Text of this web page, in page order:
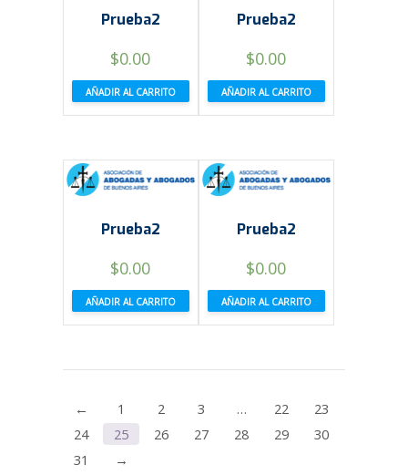
Prueba2
$0.00
AÑADIR AL CARRITO
Prueba2
$0.00
AÑADIR AL CARRITO
Prueba2
$0.00
AÑADIR AL CARRITO
Prueba2
$0.00
AÑADIR AL CARRITO
← 1 2 3 … 22
23
24
25 26 27 28 29
30
31
→